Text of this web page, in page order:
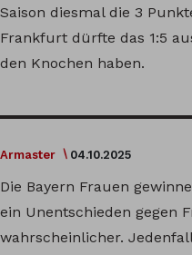
Saison diesmal die 3
Frankfurt dürfte das 1:5
den Knochen haben.
Armaster 04.10.2025
Die Bayern Frauen
ein Unentschieden gegen
wahrscheinlicher.